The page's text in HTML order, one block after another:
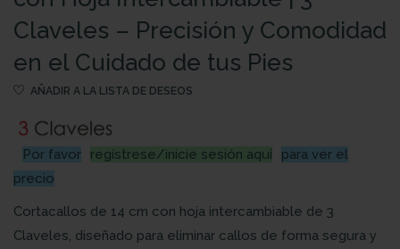
Claveles – Precisión y Comodidad
en el Cuidado de tus Pies
AÑADIR A LA LISTA DE DESEOS
Por favor regístrese/inicie sesión aquí
para ver el
precio
Cortacallos de 14 cm con hoja intercambiable de 3
Claveles, diseñado para eliminar callos de forma segura y